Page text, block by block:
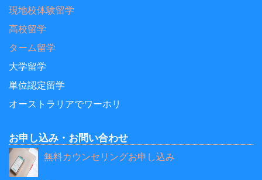
現地校体験留学
高校留学
ターム留学
大学留学
単位認定留学
オーストラリアでワーホリ
お申し込み・お問い合わせ
無料カウンセリングお申し込み